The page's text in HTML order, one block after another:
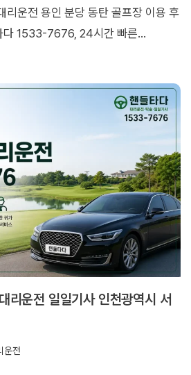
리운전 용인 분당 동탄 골프장 이용 후
다 1533-7676, 24시간 빠른…
리운전 일일기사 인천광역시 서
운전